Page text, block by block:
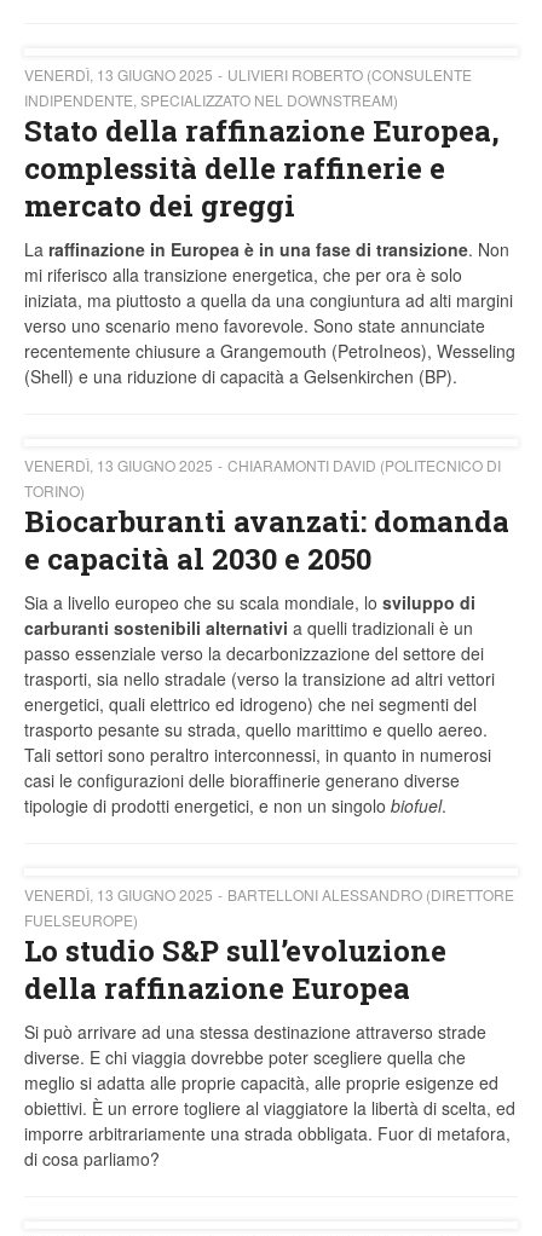
VENERDÌ, 13 GIUGNO 2025
ULIVIERI ROBERTO (CONSULENTE
INDIPENDENTE, SPECIALIZZATO NEL DOWNSTREAM)
Stato della raffinazione Europea,
complessità delle raffinerie e
mercato dei greggi
La raffinazione in Europea è in una fase di transizione. Non
mi riferisco alla transizione energetica, che per ora è solo
iniziata, ma piuttosto a quella da una congiuntura ad alti margini
verso uno scenario meno favorevole. Sono state annunciate
recentemente chiusure a Grangemouth (PetroIneos), Wesseling
(Shell) e una riduzione di capacità a Gelsenkirchen (BP).
VENERDÌ, 13 GIUGNO 2025
CHIARAMONTI DAVID (POLITECNICO DI
TORINO)
Biocarburanti avanzati: domanda
e capacità al 2030 e 2050
Sia a livello europeo che su scala mondiale, lo sviluppo di
carburanti sostenibili alternativi a quelli tradizionali è un
passo essenziale verso la decarbonizzazione del settore dei
trasporti, sia nello stradale (verso la transizione ad altri vettori
energetici, quali elettrico ed idrogeno) che nei segmenti del
trasporto pesante su strada, quello marittimo e quello aereo.
Tali settori sono peraltro interconnessi, in quanto in numerosi
casi le configurazioni delle bioraffinerie generano diverse
tipologie di prodotti energetici, e non un singolo biofuel.
VENERDÌ, 13 GIUGNO 2025
BARTELLONI ALESSANDRO (DIRETTORE
FUELSEUROPE)
Lo studio S&P sull’evoluzione
della raffinazione Europea
Si può arrivare ad una stessa destinazione attraverso strade
diverse. E chi viaggia dovrebbe poter scegliere quella che
meglio si adatta alle proprie capacità, alle proprie esigenze ed
obiettivi. È un errore togliere al viaggiatore la libertà di scelta, ed
imporre arbitrariamente una strada obbligata. Fuor di metafora,
di cosa parliamo?